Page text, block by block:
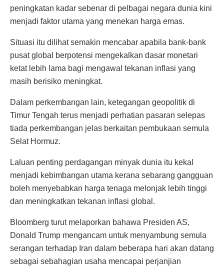
peningkatan kadar sebenar di pelbagai negara dunia kini
menjadi faktor utama yang menekan harga emas.
Situasi itu dilihat semakin mencabar apabila bank-bank
pusat global berpotensi mengekalkan dasar monetari
ketat lebih lama bagi mengawal tekanan inflasi yang
masih berisiko meningkat.
Dalam perkembangan lain, ketegangan geopolitik di
Timur Tengah terus menjadi perhatian pasaran selepas
tiada perkembangan jelas berkaitan pembukaan semula
Selat Hormuz.
Laluan penting perdagangan minyak dunia itu kekal
menjadi kebimbangan utama kerana sebarang gangguan
boleh menyebabkan harga tenaga melonjak lebih tinggi
dan meningkatkan tekanan inflasi global.
Bloomberg turut melaporkan bahawa Presiden AS,
Donald Trump mengancam untuk menyambung semula
serangan terhadap Iran dalam beberapa hari akan datang
sebagai sebahagian usaha mencapai perjanjian